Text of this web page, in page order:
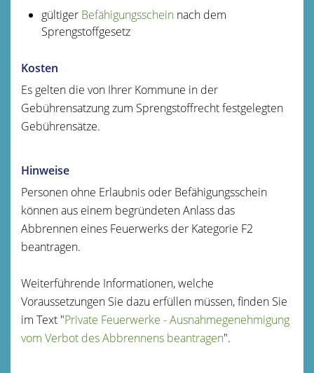
gültiger Befähigungsscheinnach dem
Sprengstoffgesetz
Kosten
Es gelten die von Ihrer Kommune in der
Gebührensatzung zum Sprengstoffrecht festgelegten
Gebührensätze.
Hinweise
Personen ohne Erlaubnis oder Befähigungsschein
können aus einem begründeten Anlass das
Abbrennen eines Feuerwerks der Kategorie F2
beantragen.
Weiterführende Informationen, welche
Voraussetzungen Sie dazu erfüllen müssen, finden Sie
im Text "Private Feuerwerke - Ausnahmegenehmigung
vom Verbot des Abbrennens beantragen".